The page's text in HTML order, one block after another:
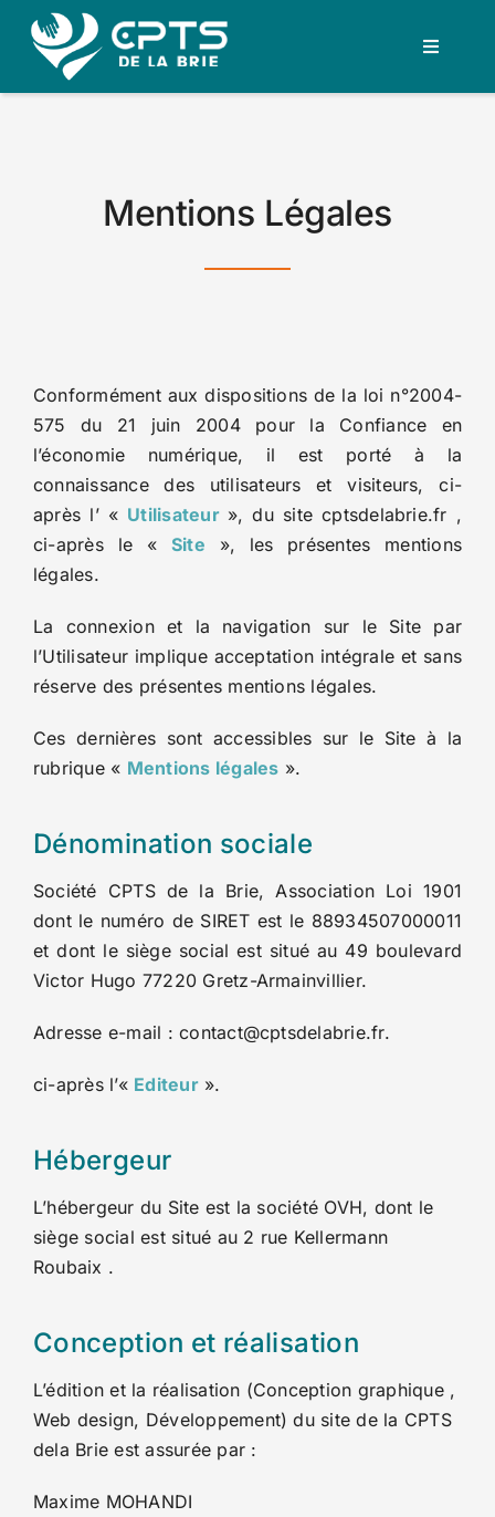
Passer
contenu
Toggle
Nos actions
A Propos
Mentions Légales
Conformément aux dispositions de la loi n°2004-
575 du 21 juin 2004 pour la Confiance en
l’économie numérique, il est porté à la
connaissance des utilisateurs et visiteurs, ci-
après l’ « Utilisateur »,du site cptsdelabrie.fr ,
ci-après le « Site », les présentes mentions
légales.
La connexion et la navigation sur le Site par
l’Utilisateur implique acceptation intégrale et sans
réserve des présentes mentions légales.
Ces dernières sont accessibles sur le Site à la
rubrique « Mentions légales ».
Dénomination sociale
Société CPTS de la Brie, Association Loi 1901
dont le numéro de SIRET est le 88934507000011
et dont le siège social est situé au 49 boulevard
Victor Hugo 77220 Gretz-Armainvillier.
Adresse e-mail : contact@cptsdelabrie.fr.
ci-après l’« Editeur».
Hébergeur
L’hébergeur du Site est la société OVH, dont le
siège social est situé au 2 rue Kellermann
Roubaix .
Conception et réalisation
L’édition et la réalisation (Conception graphique ,
Web design, Développement) du site de la CPTS
dela Brie est assurée par :
Maxime MOHANDI